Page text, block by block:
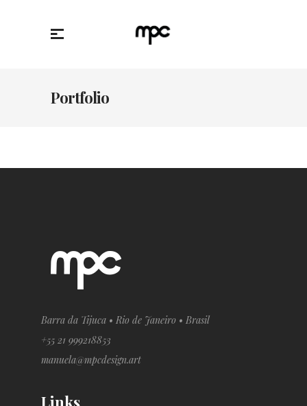
Portfolio
Barra da Tijuca • Rio de Janeiro • Brasil
+55 21 999218853
manuela@mpcdesign.art
Links